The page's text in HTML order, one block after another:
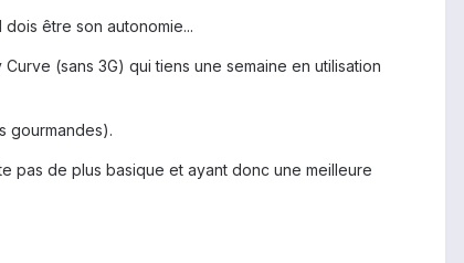
être son autonomie...
(sans 3G) qui tiens une semaine en utilisation
gourmandes).
pas de plus basique et ayant donc une meilleure